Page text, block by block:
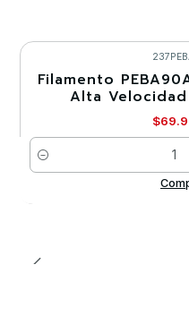
-30%
Filamento
Alta
Cantidad